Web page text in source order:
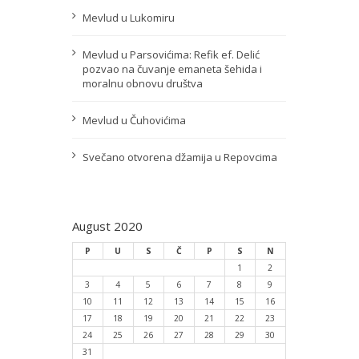
Mevlud u Lukomiru
Mevlud u Parsovićima: Refik ef. Delić
pozvao na čuvanje emaneta šehida i
moralnu obnovu društva
Mevlud u Čuhovićima
Svečano otvorena džamija u Repovcima
August 2020
P U S Č P S
N
1
2
3
4 5 6 7 8
9
10
11 12 13 14 15
16
17
18 19 20 21 22
23
24
25 26 27 28 29
30
31